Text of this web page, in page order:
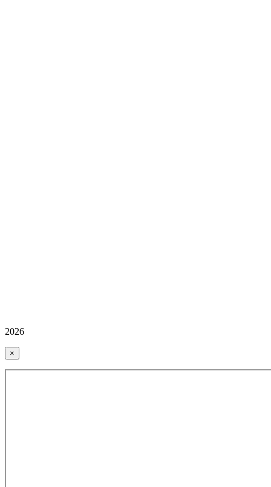
2026
×